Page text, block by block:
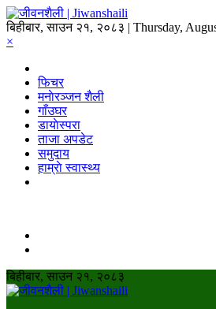
बिहीबार, साउन २१, २०८३ | Thursday,
×
फिचर
मनाेरञ्जन शैली
गाँउघर
डायाेस्परा
ताजा अपडेट
समुदाय
हाम्राे स्वास्थ्य
बिहीबार, साउन २१, २०८३